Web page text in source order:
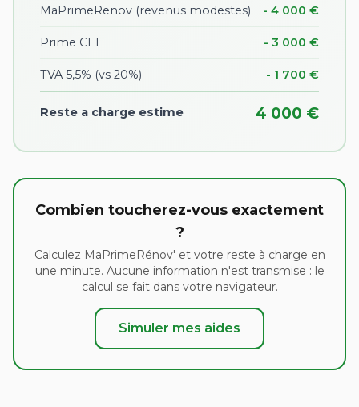
MaPrimeRenov (revenus modestes) - 4 000 €
Prime CEE - 3 000 €
TVA 5,5% (vs 20%) - 1 700 €
Reste a charge estime 4 000 €
Combien toucherez-vous exactement
?
Calculez MaPrimeRénov' et votre reste à charge en
une minute. Aucune information n'est transmise : le
calcul se fait dans votre navigateur.
Simuler mes aides